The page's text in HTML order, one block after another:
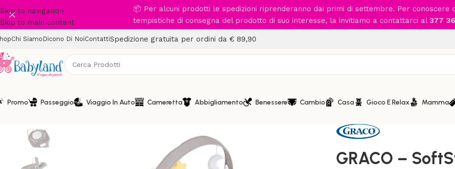
Skip to navigation
Skip to main content
📦 Per alcuni prodotti le spedizioni riprenderanno dai primi di settembre. Per conoscere
tempistiche di consegna del prodotto di suo interesse, la invitiamo a contattarci al 377
Chi Siamo Dicono Di NoiContattiSpedizione gratuita per ordini da € 89,90
Promo Passeggio Viaggio In Auto Cameretta Abbigliamento Benessere Cambio Casa Gioco E Relax Mamma
Home/Gioco e Relax /Altalene
GRACO –